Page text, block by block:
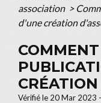
association >
d'une création
Vérifié le 20 Mar 2023